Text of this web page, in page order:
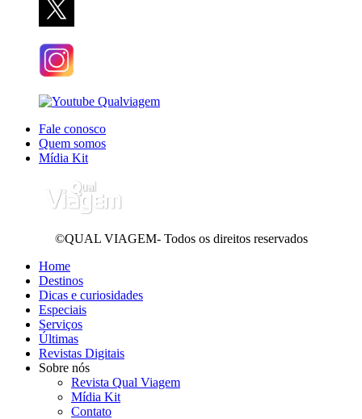
Fale conosco
Quem somos
Mídia Kit
©QUAL VIAGEM- Todos os direitos reservados
Home
Destinos
Dicas e curiosidades
Especiais
Serviços
Últimas
Revistas Digitais
Sobre nós
Revista Qual Viagem
Mídia Kit
Contato